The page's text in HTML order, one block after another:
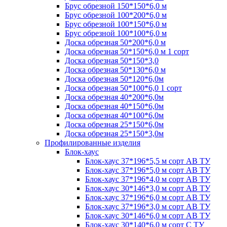
Брус обрезной 150*150*6,0 м
Брус обрезной 100*200*6,0 м
Брус обрезной 100*150*6,0 м
Брус обрезной 100*100*6,0 м
Доска обрезная 50*200*6,0 м
Доска обрезная 50*150*6,0 м 1 сорт
Доска обрезная 50*150*3,0
Доска обрезная 50*130*6,0 м
Доска обрезная 50*120*6,0м
Доска обрезная 50*100*6,0 1 сорт
Доска обрезная 40*200*6,0м
Доска обрезная 40*150*6,0м
Доска обрезная 40*100*6,0м
Доска обрезная 25*150*6,0м
Доска обрезная 25*150*3,0м
Профилированные изделия
Блок-хаус
Блок-хаус 37*196*5,5 м сорт АВ ТУ
Блок-хаус 37*196*5,0 м сорт АВ ТУ
Блок-хаус 37*196*4,0 м сорт АВ ТУ
Блок-хаус 30*146*3,0 м сорт АВ ТУ
Блок-хаус 37*196*6,0 м сорт АВ ТУ
Блок-хаус 37*196*3,0 м сорт АВ ТУ
Блок-хаус 30*146*6,0 м сорт АВ ТУ
Блок-хаус 30*140*6,0 м сорт С ТУ